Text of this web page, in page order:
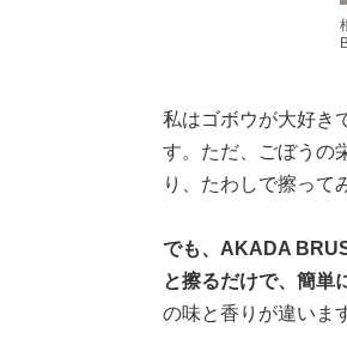
私はゴボウが大好き
す。ただ、ごぼうの
り、たわしで擦って
でも、AKADA
と擦るだけで、簡単
の味と香りが違いま